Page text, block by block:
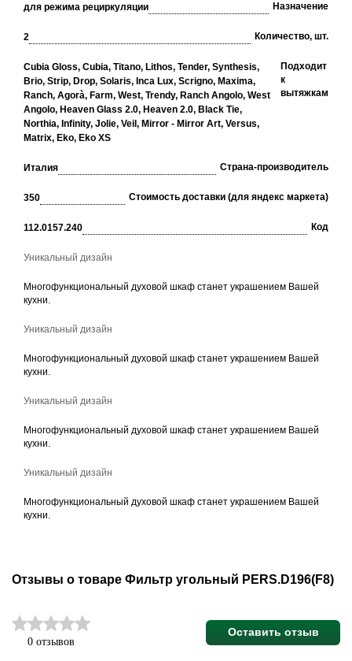
для режима рециркуляции Назначение
2 Количество, шт.
Cubia Gloss, Cubia, Titano, Lithos, Tender, Synthesis,
Brio, Strip, Drop, Solaris, Inca Lux, Scrigno, Maxima,
Ranch, Agorà, Farm, West, Trendy, Ranch Angolo, West
Angolo, Heaven Glass 2.0, Heaven 2.0, Black Tie,
Northia, Infinity, Jolie, Veil, Mirror - Mirror Art, Versus,
Matrix, Eko, Eko XS
Подходит
к
вытяжкам
Италия Страна-производитель
350 Стоимость доставки (для яндекс маркета)
112.0157.240 Код
Уникальный дизайн
Многофункциональный духовой шкаф станет украшением Вашей
кухни.
Уникальный дизайн
Многофункциональный духовой шкаф станет украшением Вашей
кухни.
Уникальный дизайн
Многофункциональный духовой шкаф станет украшением Вашей
кухни.
Уникальный дизайн
Многофункциональный духовой шкаф станет украшением Вашей
кухни.
Отзывы о товаре Фильтр угольный PERS.D196(F8)
0 отзывов
Оставить отзыв